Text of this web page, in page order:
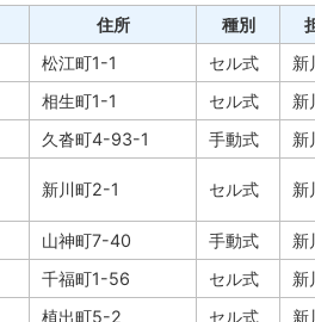
住所 種別
松江町1-1 セル式
新
相生町1-1 セル式
新
久沓町4-93-1 手動式 新
新川町2-1 セル式 新
山神町7-40 手動式
新
千福町1-56 セル式
新
植出町5-2 セル式
新